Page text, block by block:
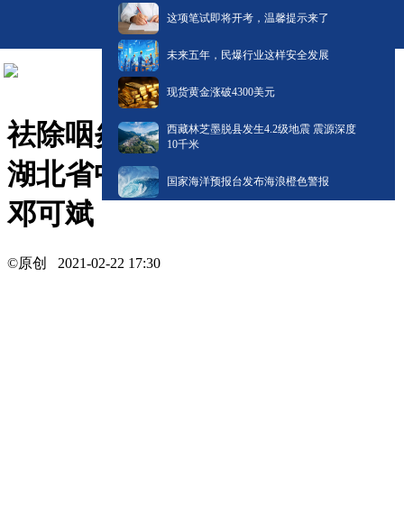
这项笔试即将开考，温馨提示来了
未来五年，民爆行业这样安全发展
现货黄金涨破4300美元
西藏林芝墨脱县发生4.2级地震 震源深度
10千米
国家海洋预报台发布海浪橙色警报
祛除咽炎老毛病（下） 嘉宾：
湖北省中医院耳鼻咽喉科主任
邓可斌
©原创 2021-02-22 17:30